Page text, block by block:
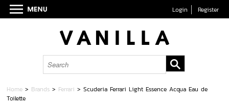
Login Register
Home > Brands > Ferrari >Scuderia Ferrari Light Essence Acqua Eau de
Toilette